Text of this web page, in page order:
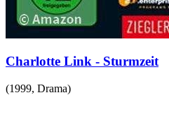
Charlotte Link - Sturmzeit
(1999, Drama)